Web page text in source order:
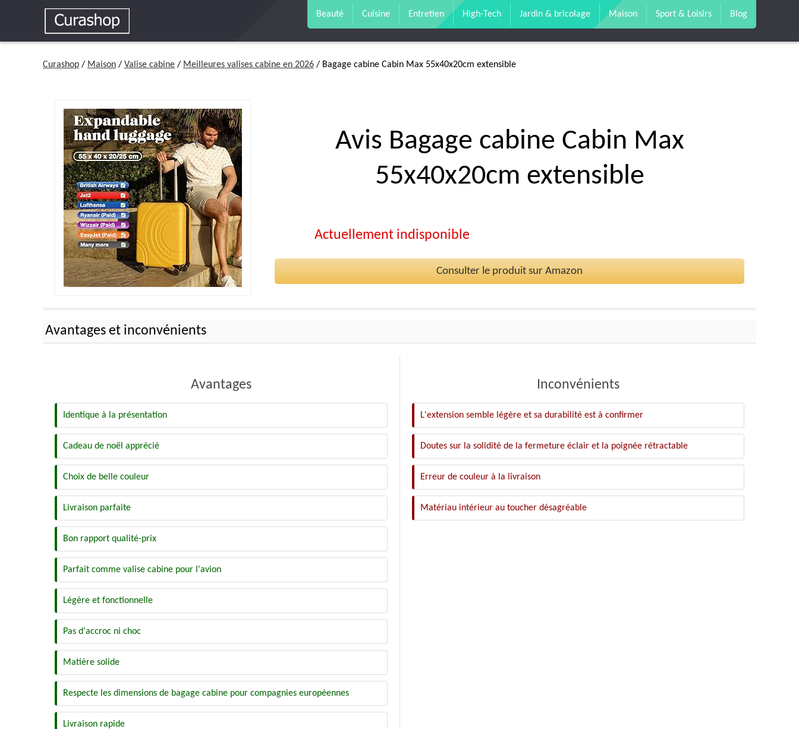
Beauté Cuisine Entretien High-Tech Jardin & bricolage Maison Sport & Loisirs Blog
Curashop / Maison / Valise cabine / Meilleures valises cabine en 2026 / Bagage cabine Cabin Max 55x40x20cm extensible
Avis Bagage cabine Cabin Max
55x40x20cm extensible
Actuellement indisponible
Consulter le produit sur Amazon
Avantages et inconvénients
Avantages
Identique à la présentation
Cadeau de noël apprécié
Choix de belle couleur
Livraison parfaite
Bon rapport qualité-prix
Parfait comme valise cabine pour l'avion
Légère et fonctionnelle
Pas d'accroc ni choc
Matière solide
Respecte les dimensions de bagage cabine pour compagnies européennes
Livraison rapide
Inconvénients
L'extension semble légère et sa durabilité est à confirmer
Doutes sur la solidité de la fermeture éclair et la poignée rétractable
Erreur de couleur à la livraison
Matériau intérieur au toucher désagréable